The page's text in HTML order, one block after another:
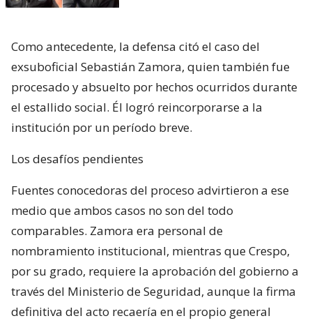
Como antecedente, la defensa citó el caso del
exsuboficial Sebastián Zamora, quien también fue
procesado y absuelto por hechos ocurridos durante
el estallido social. Él logró reincorporarse a la
institución por un período breve.
Los desafíos pendientes
Fuentes conocedoras del proceso advirtieron a ese
medio que ambos casos no son del todo
comparables. Zamora era personal de
nombramiento institucional, mientras que Crespo,
por su grado, requiere la aprobación del gobierno a
través del Ministerio de Seguridad, aunque la firma
definitiva del acto recaería en el propio general